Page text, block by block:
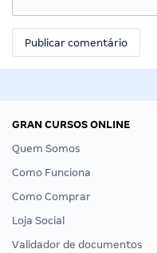
GRAN CURSOS ONLINE
Quem Somos
Como Funciona
Como Comprar
Loja Social
Validador de documentos